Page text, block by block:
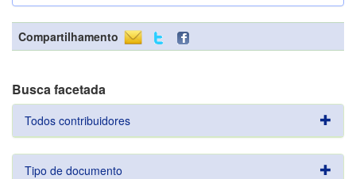
Compartilhamento
Busca facetada
Todos contribuidores
Tipo de documento